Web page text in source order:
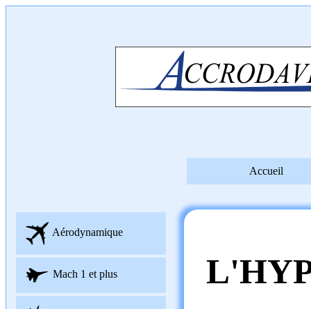
Accueil
Aérodynamique
Mach 1 et plus